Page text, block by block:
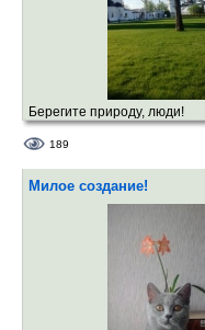
Берегите природу, люди!
189
Милое создание!